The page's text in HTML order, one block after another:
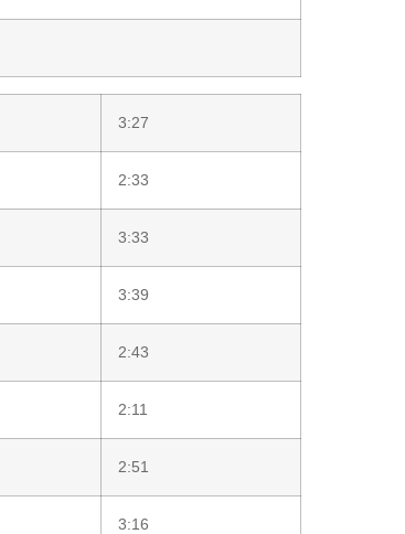
3:27
2:33
3:33
3:39
2:43
2:11
2:51
3:16